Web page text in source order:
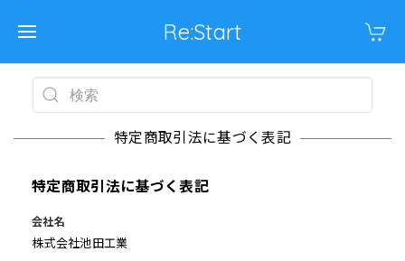
Re:Start
特定商取引法に基づく表記
特定商取引法に基づく表記
会社名
株式会社池田工業